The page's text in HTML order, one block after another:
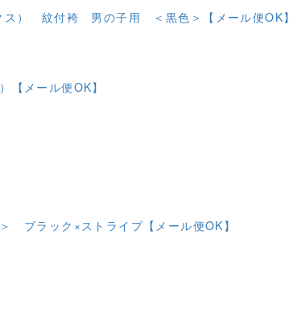
ス） 紋付袴 男の子用 ＜黒色＞【メール便OK】
メール便OK】
ブラック×ストライプ【メール便OK】